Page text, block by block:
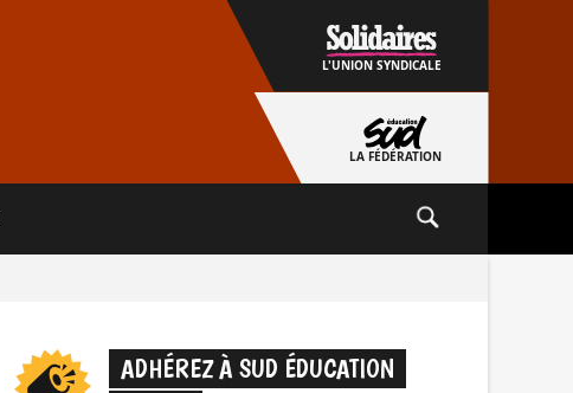
L'UNION SYNDICALE
LA FÉDÉRATION
ADHÉREZ À SUD ÉDUCATION